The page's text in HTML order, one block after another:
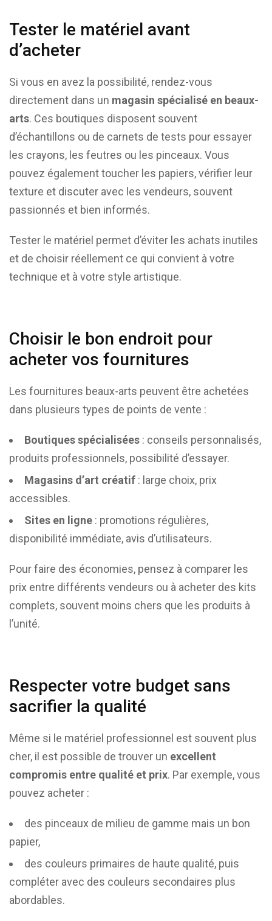
Tester le matériel avant
d’acheter
Si vous en avez la possibilité, rendez-vous
directement dans un magasin spécialisé en beaux-
arts. Ces boutiques disposent souvent
d’échantillons ou de carnets de tests pour essayer
les crayons, les feutres ou les pinceaux. Vous
pouvez également toucher les papiers, vérifier leur
texture et discuter avec les vendeurs, souvent
passionnés et bien informés.
Tester le matériel permet d’éviter les achats inutiles
et de choisir réellement ce qui convient à votre
technique et à votre style artistique.
Choisir le bon endroit pour
acheter vos fournitures
Les fournitures beaux-arts peuvent être achetées
dans plusieurs types de points de vente :
Boutiques spécialisées : conseils personnalisés,
produits professionnels, possibilité d’essayer.
Magasins d’art créatif : large choix, prix
accessibles.
Sites en ligne : promotions régulières,
disponibilité immédiate, avis d’utilisateurs.
Pour faire des économies, pensez à comparer les
prix entre différents vendeurs ou à acheter des kits
complets, souvent moins chers que les produits à
l’unité.
Respecter votre budget sans
sacrifier la qualité
Même si le matériel professionnel est souvent plus
cher, il est possible de trouver un excellent
compromis entre qualité et prix. Par exemple, vous
pouvez acheter :
des pinceaux de milieu de gamme mais un bon
papier,
des couleurs primaires de haute qualité, puis
compléter avec des couleurs secondaires plus
abordables.